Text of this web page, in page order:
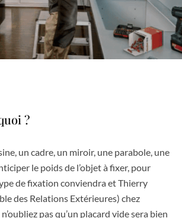
?
un cadre, un miroir, une parabole, une
le poids de l’objet à fixer, pour
de fixation conviendra et Thierry
des Relations Extérieures) chez
pas qu’un placard vide sera bien